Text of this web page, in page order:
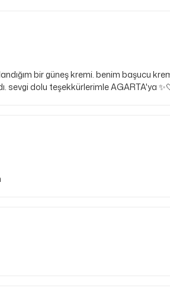
bir güneş kremi. benim başucu
sevgi dolu teşekkürlerimle AGARTA'ya